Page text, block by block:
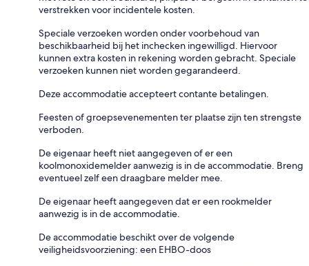
verstrekken voor incidentele kosten.
Speciale verzoeken worden onder voorbehoud van
beschikbaarheid bij het inchecken ingewilligd. Hiervoor
kunnen extra kosten in rekening worden gebracht. Speciale
verzoeken kunnen niet worden gegarandeerd.
Deze accommodatie accepteert contante betalingen.
Feesten of groepsevenementen ter plaatse zijn ten strengste
verboden.
De eigenaar heeft niet aangegeven of er een
koolmonoxidemelder aanwezig is in de accommodatie. Breng
eventueel zelf een draagbare melder mee.
De eigenaar heeft aangegeven dat er een rookmelder
aanwezig is in de accommodatie.
De accommodatie beschikt over de volgende
veiligheidsvoorziening: een EHBO-doos